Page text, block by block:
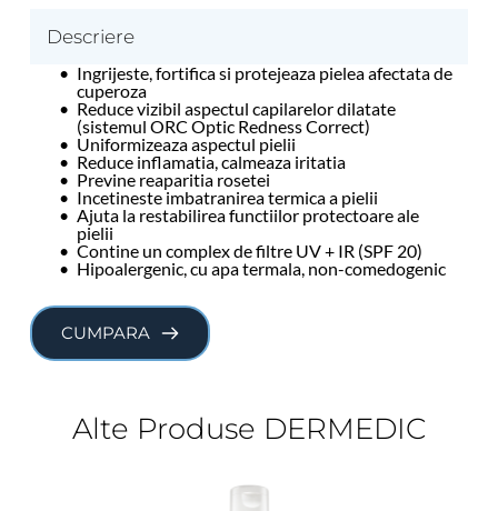
Descriere
Ingrijeste, fortifica si protejeaza pielea afectata de
cuperoza
Reduce vizibil aspectul capilarelor dilatate
(sistemul ORC Optic Redness Correct)
Uniformizeaza aspectul pielii
Reduce inflamatia, calmeaza iritatia
Previne reaparitia rosetei
Incetineste imbatranirea termica a pielii
Ajuta la restabilirea functiilor protectoare ale
pielii
Contine un complex de filtre UV + IR (SPF 20)
Hipoalergenic, cu apa termala, non-comedogenic
CUMPARA
Alte Produse DERMEDIC